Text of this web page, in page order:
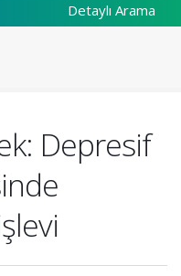
Detaylı Arama
Depresif